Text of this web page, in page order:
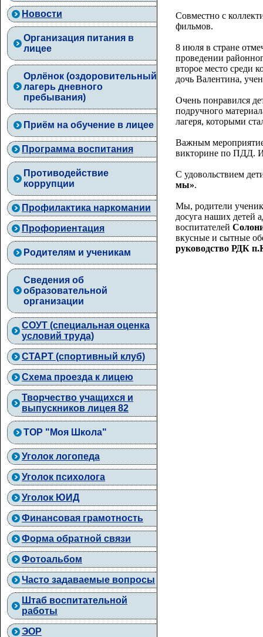
Новости
Организация питания в
лицее
Орлёнок (оздоровительный
лагерь дневного
пребывания)
Приём на обучение в лицее
Программа воспитания
Противодействие
коррупции
Профилактика наркомании
Профориентация
Родителям и ученикам
Сведения об
образовательной
организации
СОУТ (специальная оценка
условий труда)
СТАРТ (спортивный клуб)
Схема проезда к лицею
Творчество учащихся и
выпускников лицея 82
ТОР "Моя Школа"
Уголок логопеда
Уголок психолога
Уголок ЮИД
Финансовая грамотность
Форма обратной связи
Фотоальбом
Часто задаваемые вопросы
Штаб воспитательной
работы
ЭОР
Совместно с
фильмов.
8 июля в стране
проведении
второе место среди
дочь Валентина,
Очень понравился
подручного
лагеря, которыми
Важным
викторине по ПДД.
С удовольствием
мы».
Мы, родители
досуга наших детей
воспитателей
вкусные и сытные
руководство РДК